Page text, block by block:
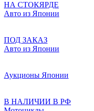
НА СТОКЯРДЕ
Авто из Японии
ПОД ЗАКАЗ
Авто из Японии
Аукционы Японии
В НАЛИЧИИ В РФ